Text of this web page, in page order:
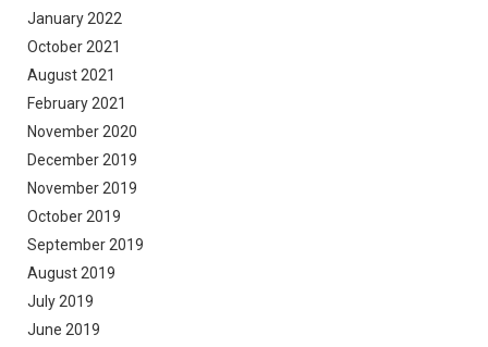
January 2022
October 2021
August 2021
February 2021
November 2020
December 2019
November 2019
October 2019
September 2019
August 2019
July 2019
June 2019